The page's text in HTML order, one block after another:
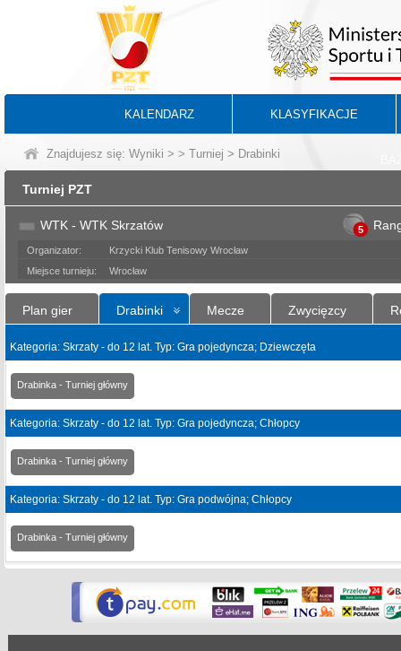
KALENDARZ KLASYFIKACJE
Znajdujesz się: Wyniki > > Turniej > Drabinki
Turniej PZT
WTK - WTK Skrzatów 5
Organizator:
Krzycki Klub Tenisowy Wrocław
Miejsce turnieju:
Wrocław
Plan gier Drabinki Mecze Zwycięzcy
Kategoria: Skrzaty - do 12 lat. Typ: Gra pojedyncza; Dziewczęta
Drabinka - Turniej główny
Kategoria: Skrzaty - do 12 lat. Typ: Gra pojedyncza; Chłopcy
Drabinka - Turniej główny
Kategoria: Skrzaty - do 12 lat. Typ: Gra podwójna; Chłopcy
Drabinka - Turniej główny